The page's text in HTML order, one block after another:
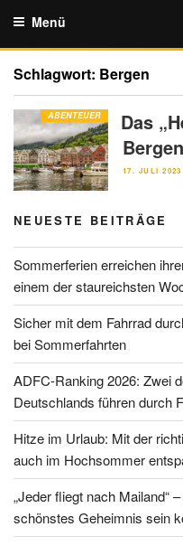
Inhalt
springen
Menü
Schlagwort: Bergen
ABENTEUER
Das
Bergen
17. JULI 2023
NEUESTE BEITRÄGE
Sommerferien erreichen
einem der staureichsten
Sicher mit dem Fahrrad
bei Sommerfahrten
ADFC-Ranking 2026: Zwei
Deutschlands führen durch
Hitze im Urlaub: Mit der
auch im Hochsommer
„Jeder fliegt nach Mailand“
schönstes Geheimnis sein